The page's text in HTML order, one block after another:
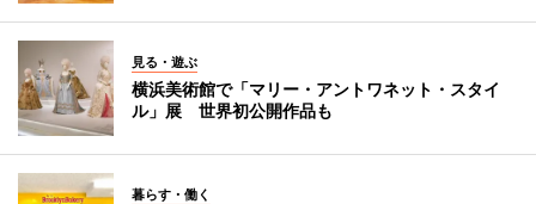
見る・遊ぶ
横浜美術館で「マリー・アントワネット・スタイ
ル」展 世界初公開作品も
暮らす・働く